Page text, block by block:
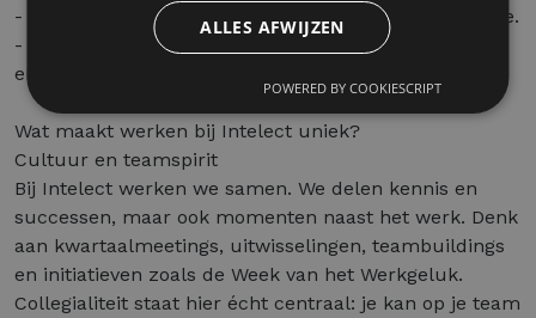
- Bedrijfswagen met tankkaart na je opleidingsperiode.
- Work-life balans: flexibele werkuren, géén overuren
en 20 vakantiedagen + 12 ADV dagen.
Wat maakt werken bij Intelect uniek?
Cultuur en teamspirit
Bij Intelect werken we samen. We delen kennis en
successen, maar ook momenten naast het werk. Denk
aan kwartaalmeetings, uitwisselingen, teambuildings
en initiatieven zoals de Week van het Werkgeluk.
Collegialiteit staat hier écht centraal: je kan op je team
ALLES AFWIJZEN
POWERED BY COOKIESCRIPT